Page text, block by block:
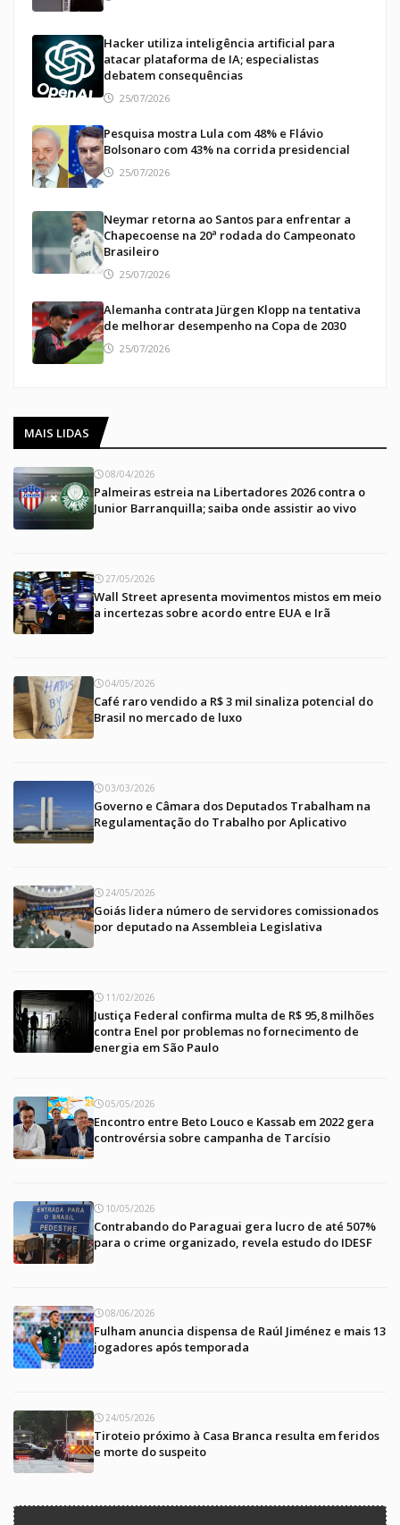
Hacker utiliza inteligência artificial para
atacar plataforma de IA; especialistas
debatem consequências
25/07/2026
Pesquisa mostra Lula com 48% e Flávio
Bolsonaro com 43% na corrida presidencial
25/07/2026
Neymar retorna ao Santos para enfrentar a
Chapecoense na 20ª rodada do Campeonato
Brasileiro
25/07/2026
Alemanha contrata Jürgen Klopp na tentativa
de melhorar desempenho na Copa de 2030
25/07/2026
MAIS LIDAS
08/04/2026
Palmeiras estreia na Libertadores 2026 contra o
Junior Barranquilla; saiba onde assistir ao vivo
27/05/2026
Wall Street apresenta movimentos mistos em meio
a incertezas sobre acordo entre EUA e Irã
04/05/2026
Café raro vendido a R$ 3 mil sinaliza potencial do
Brasil no mercado de luxo
03/03/2026
Governo e Câmara dos Deputados Trabalham na
Regulamentação do Trabalho por Aplicativo
24/05/2026
Goiás lidera número de servidores comissionados
por deputado na Assembleia Legislativa
11/02/2026
Justiça Federal confirma multa de R$ 95,8 milhões
contra Enel por problemas no fornecimento de
energia em São Paulo
05/05/2026
Encontro entre Beto Louco e Kassab em 2022 gera
controvérsia sobre campanha de Tarcísio
10/05/2026
Contrabando do Paraguai gera lucro de até 507%
para o crime organizado, revela estudo do IDESF
08/06/2026
Fulham anuncia dispensa de Raúl Jiménez e mais 13
jogadores após temporada
24/05/2026
Tiroteio próximo à Casa Branca resulta em feridos
e morte do suspeito